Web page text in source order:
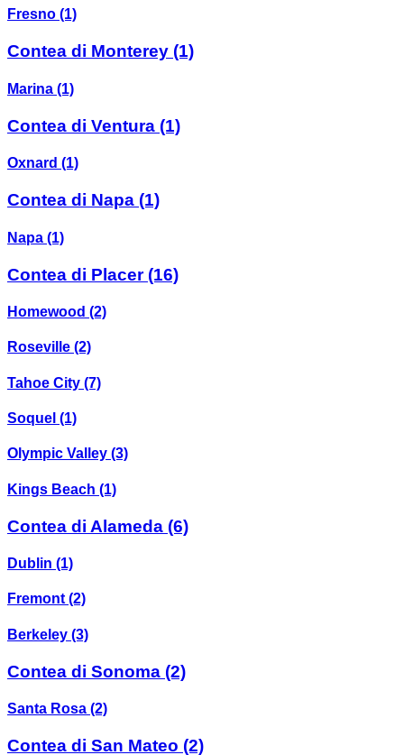
Fresno (1)
Contea di Monterey (1)
Marina (1)
Contea di Ventura (1)
Oxnard (1)
Contea di Napa (1)
Napa (1)
Contea di Placer(16)
Homewood (2)
Roseville (2)
Tahoe City (7)
Soquel (1)
Olympic Valley (3)
Kings Beach (1)
Contea di Alameda (6)
Dublin (1)
Fremont (2)
Berkeley (3)
Contea di Sonoma (2)
Santa Rosa (2)
Contea di San Mateo (2)